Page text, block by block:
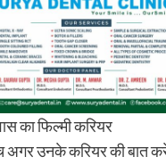
का फिल्मी करियर
अगर उनके करियर की बात